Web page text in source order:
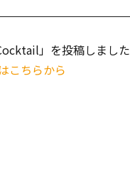
」を投稿しました
こちらから